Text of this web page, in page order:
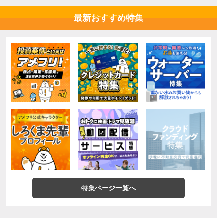
最新おすすめ特集
特集ページ一覧へ